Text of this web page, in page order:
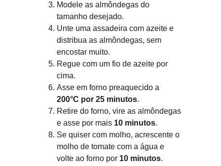
Modele as almôndegas do
tamanho desejado.
Unte uma assadeira com azeite e
distribua as almôndegas, sem
encostar muito.
Regue com um fio de azeite por
cima.
Asse em forno preaquecido a
200°C por 25 minutos.
Retire do forno, vire as almôndegas
e asse por mais 10 minutos.
Se quiser com molho, acrescente o
molho de tomate com a água e
volte ao forno por 10 minutos.